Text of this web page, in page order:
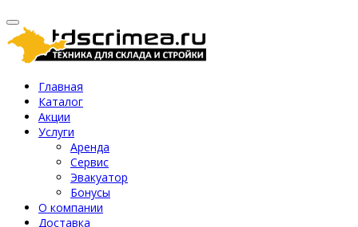
Главная
Каталог
Акции
Услуги
Аренда
Сервис
Эвакуатор
Бонусы
О компании
Доставка